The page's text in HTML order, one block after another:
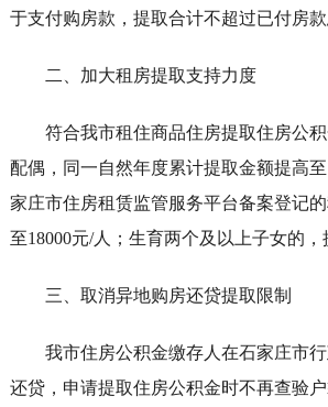
于支付购房款，提取合计不超过已付房款
二、加大租房提取支持力度
符合我市租住商品住房提取住房公
配偶，同一自然年度累计提取金额提高
家庄市住房租赁监管服务平台备案登记
至18000元/人；生育两个及以上子女的，
三、取消异地购房还贷提取限制
我市住房公积金缴存人在石家庄市行
还贷，申请提取住房公积金时不再查验